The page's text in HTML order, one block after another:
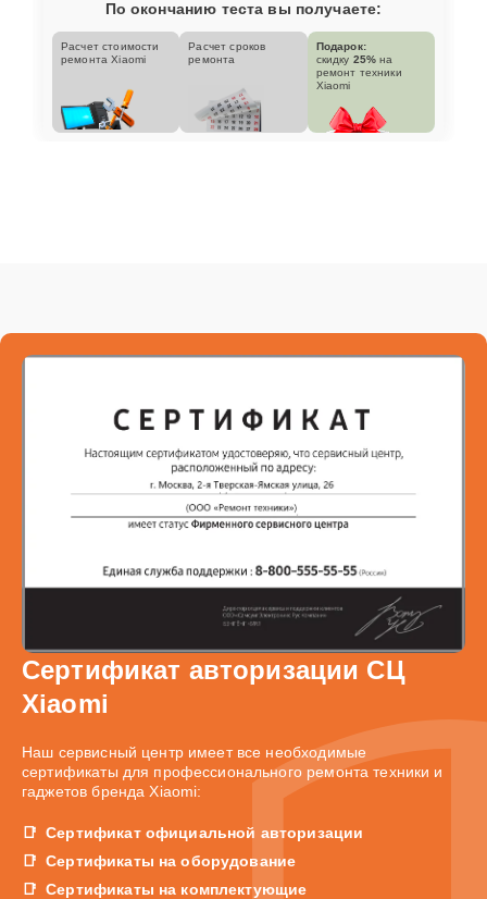
По окончанию теста вы получаете:
Расчет стоимости
ремонта Xiaomi
Расчет сроков
ремонта
Подарок:
скидку 25% на
ремонт техники
Xiaomi
Сертификат авторизации СЦ
Xiaomi
Наш сервисный центр имеет все необходимые
сертификаты для профессионального ремонта техники и
гаджетов бренда Xiaomi:
Сертификат официальной авторизации
Сертификаты на оборудование
Сертификаты на комплектующие